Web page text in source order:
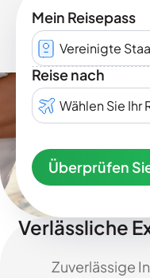
Mein Reisepass
Vereinigte
Reise nach
Wählen Sie Ihr
Überprüfen
Verlässliche
Zuverlässige